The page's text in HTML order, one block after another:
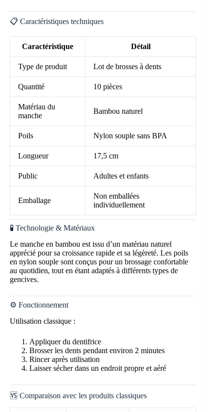
📋 Caractéristiques techniques
Caractéristique Détail
Type de produit Lot de brosses à dents
Quantité 10 pièces
Matériau du
manche
Bambou naturel
Poils Nylon souple sans BPA
Longueur 17,5 cm
Public Adultes et enfants
Emballage
Non emballées
individuellement
🧪 Technologie & Matériaux
Le manche en bambou est issu d’un matériau naturel
apprécié pour sa croissance rapide et sa légèreté. Les poils
en nylon souple sont conçus pour un brossage confortable
au quotidien, tout en étant adaptés à différents types de
gencives.
⚙️ Fonctionnement
Utilisation classique :
Appliquer du dentifrice
Brosser les dents pendant environ 2 minutes
Rincer après utilisation
Laisser sécher dans un endroit propre et aéré
🆚 Comparaison avec les produits classiques